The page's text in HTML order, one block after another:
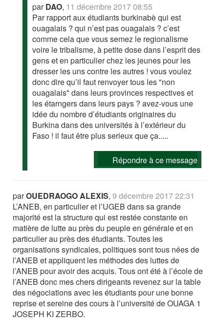
parDAO, 11 décembre 2017 08:55
Par rapport aux étudiants burkinabè qui est
ouagalais ? qui n’est pas ouagalais ? c’est
comme cela que vous semez le regionalisme
voire le tribalisme, à petite dose dans l’esprit des
gens et en particulier chez les jeunes pour les
dresser les uns contre les autres ! vous voulez
donc dire qu’il faut renvoyer tous les "non
ouagalais" dans leurs provinces respectives et
les étarngers dans leurs pays ? avez-vous une
idée du nombre d’étudiants originaires du
Burkina dans des universités à l’extérieur du
Faso ! il faut être plus serieux que ça.....
Répondre à ce message
parOUEDRAOGO ALEXIS,9 décembre 2017 22:31
L’ANEB, en particulier et l’UGEB dans sa grande
majorité est la structure qui est restée constante en
matière de lutte au près du peuple en générale et en
particulier au près des étudiants. Toutes les
organisations syndicales, politiques sont tous nées de
l’ANEB et appliquent les méthodes des luttes de
l’ANEB pour avoir des acquis. Tous ont été à l’école de
l’ANEB donc mes chers dirigeants revenez sur la table
des négociations avec les étudiants pour une bonne
reprise et sereine des cours à l’université de OUAGA 1
JOSEPH KI ZERBO.